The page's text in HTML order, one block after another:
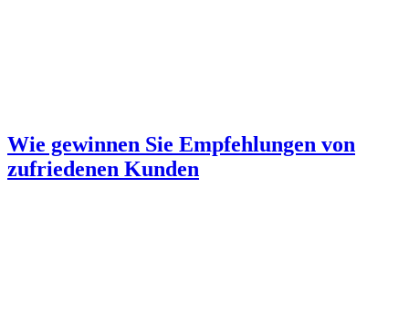
Wie gewinnen Sie Empfehlungen von
zufriedenen Kunden